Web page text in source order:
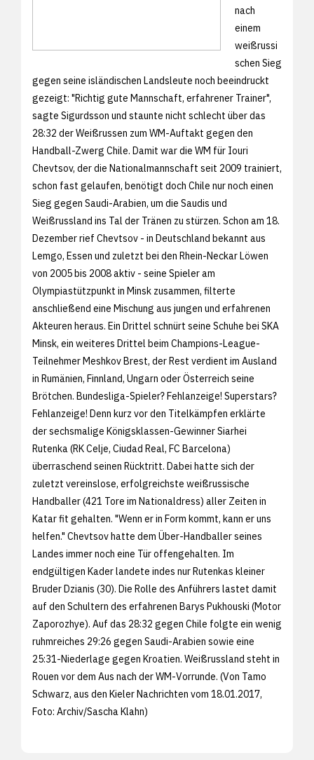
nach
einem
weißrussi
schen Sieg
gegen seine isländischen Landsleute noch beeindruckt
gezeigt: "Richtig gute Mannschaft, erfahrener Trainer",
sagte Sigurdsson und staunte nicht schlecht über das
28:32 der Weißrussen zum WM-Auftakt gegen den
Handball-Zwerg Chile. Damit war die WM für Iouri
Chevtsov, der die Nationalmannschaft seit 2009 trainiert,
schon fast gelaufen, benötigt doch Chile nur noch einen
Sieg gegen Saudi-Arabien, um die Saudis und
Weißrussland ins Tal der Tränen zu stürzen. Schon am 18.
Dezember rief Chevtsov - in Deutschland bekannt aus
Lemgo, Essen und zuletzt bei den Rhein-Neckar Löwen
von 2005 bis 2008 aktiv - seine Spieler am
Olympiastützpunkt in Minsk zusammen, filterte
anschließend eine Mischung aus jungen und erfahrenen
Akteuren heraus. Ein Drittel schnürt seine Schuhe bei SKA
Minsk, ein weiteres Drittel beim Champions-League-
Teilnehmer Meshkov Brest, der Rest verdient im Ausland
in Rumänien, Finnland, Ungarn oder Österreich seine
Brötchen. Bundesliga-Spieler? Fehlanzeige! Superstars?
Fehlanzeige! Denn kurz vor den Titelkämpfen erklärte
der sechsmalige Königsklassen-Gewinner Siarhei
Rutenka (RK Celje, Ciudad Real, FC Barcelona)
überraschend seinen Rücktritt. Dabei hatte sich der
zuletzt vereinslose, erfolgreichste weißrussische
Handballer (421 Tore im Nationaldress) aller Zeiten in
Katar fit gehalten. "Wenn er in Form kommt, kann er uns
helfen." Chevtsov hatte dem Über-Handballer seines
Landes immer noch eine Tür offengehalten. Im
endgültigen Kader landete indes nur Rutenkas kleiner
Bruder Dzianis (30). Die Rolle des Anführers lastet damit
auf den Schultern des erfahrenen Barys Pukhouski (Motor
Zaporozhye). Auf das 28:32 gegen Chile folgte ein wenig
ruhmreiches 29:26 gegen Saudi-Arabien sowie eine
25:31-Niederlage gegen Kroatien. Weißrussland steht in
Rouen vor dem Aus nach der WM-Vorrunde. (Von Tamo
Schwarz, aus den Kieler Nachrichten vom 18.01.2017,
Foto: Archiv/Sascha Klahn)